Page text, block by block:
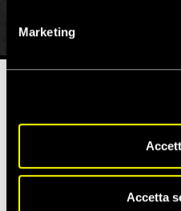
Marketing
Accetta
10 Maggio 2019
numero di polemichesui
4) di contenuti negativi,